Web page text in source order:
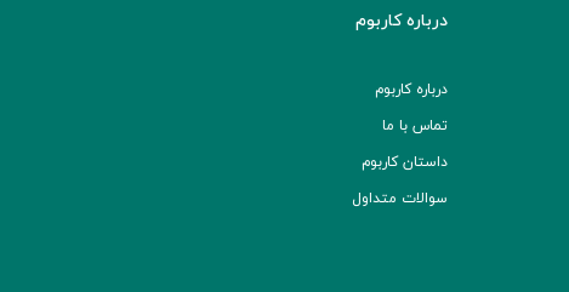
درباره کاربوم
درباره کاربوم
تماس با ما
داستان کاربوم
سوالات متداول